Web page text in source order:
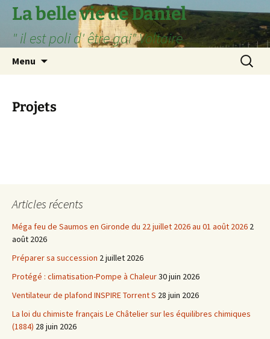
Aller
contenu
La belle vie de Daniel
" il est poli d' être gai" Voltaire
Menu
Projets
Articles récents
Méga feu de Saumos en Gironde du 22 juillet 2026 au 01 août 2026 2
août 2026
Préparer sa succession 2 juillet 2026
Protégé : climatisation-Pompe à Chaleur30 juin 2026
Ventilateur de plafond INSPIRE Torrent S 28 juin 2026
La loi du chimiste français Le Châtelier sur les équilibres chimiques
(1884) 28 juin 2026